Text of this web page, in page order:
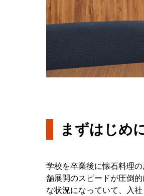
まずはじめ
学校を卒業後に懐石料理
舗展開のスピードが圧倒
な状況になっていて、入社